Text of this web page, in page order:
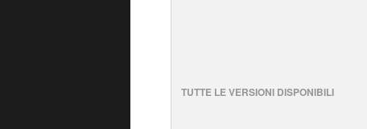
TUTTE LE VERSIONI DISPONIBILI